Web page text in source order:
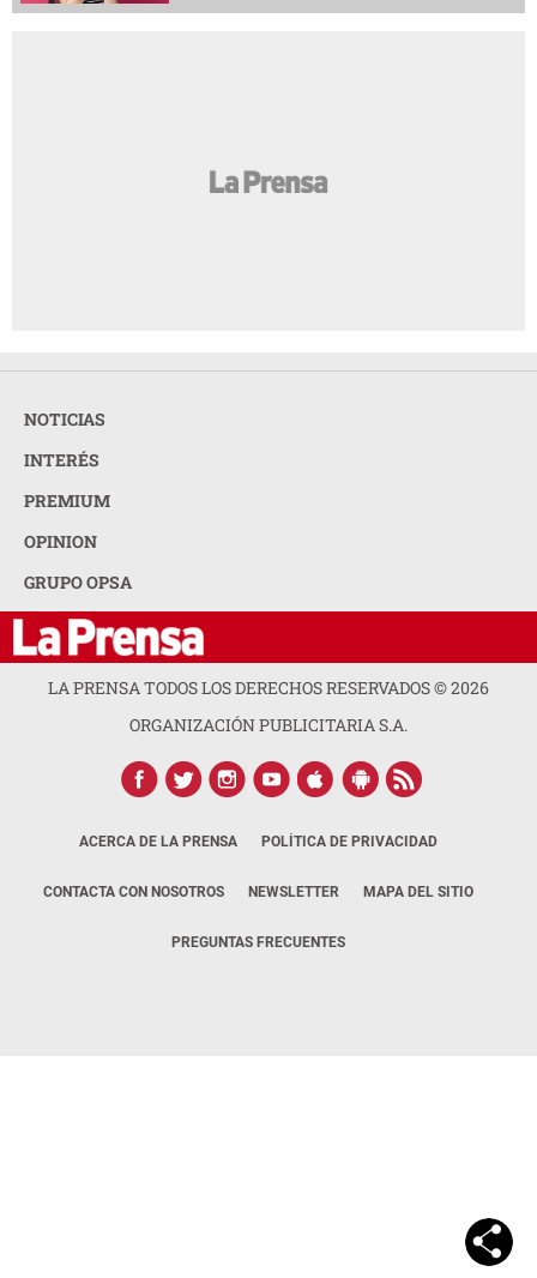
NOTICIAS
INTERÉS
PREMIUM
OPINION
GRUPO OPSA
LA PRENSA TODOS LOS DERECHOS RESERVADOS ©2026
ORGANIZACIÓN PUBLICITARIA S.A.
ACERCA DE LA PRENSA POLÍTICA DE PRIVACIDAD
CONTACTA CON NOSOTROS NEWSLETTER MAPA DEL SITIO
PREGUNTAS FRECUENTES